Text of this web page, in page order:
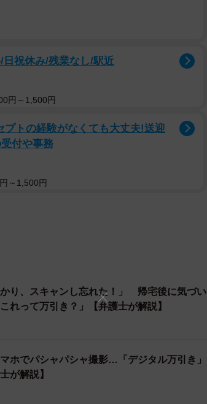
な事情もあったため、何とか許可してもら
針は変わりません。
した気持ちは収まりません。Aさんがもし
充電したら、何かしら罪に問われるのでしょ
ました。
りますか？
上「窃盗罪」に問われる可能性があります。
られており、店舗の許可なくコンセントを
判断される可能性が高く、無断使用はリス
セントを無断で使用して携帯電話の充電をし
あります。充電に使用された電力は電気代
同じような事例で書類送検されるケースは
祝休み/残業なし/駅近
円～1,500円
トの経験がなくても大丈夫!送迎
付や事務
～1,500円
り、スキャンし忘れた！」 帰宅後に気づい
れって万引き？」【弁護士が解説】
ホでパシャパシャ撮影…「デジタル万引き」
が解説】